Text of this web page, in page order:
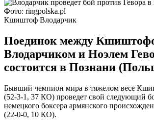
Фото: ringpolska.pl
Кшиштоф Влодарчик
Поединок между
Влодарчиком и Ноэлем
состоится в Познани
Бывший чемпион мира в тяжелом весе
(52-3-1, 37 КО) проведет свой следующий
немецкого боксера армянского
(22-0-0, 10 КО).